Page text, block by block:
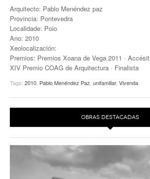
EUROPAN
Arquitecto: Pablo Menéndez paz
Provincia: Pontevedra
Localidade: Poio
Ano: 2010
Xeolocalización:
Premios: Premios Xoana de Vega 2011 · Accésit
XIV Premio COAG de Arquitectura · Finalista
Tags: 2010, Pablo Menéndez Paz, unifamiliar, Vivenda
OBRAS DESTACADAS